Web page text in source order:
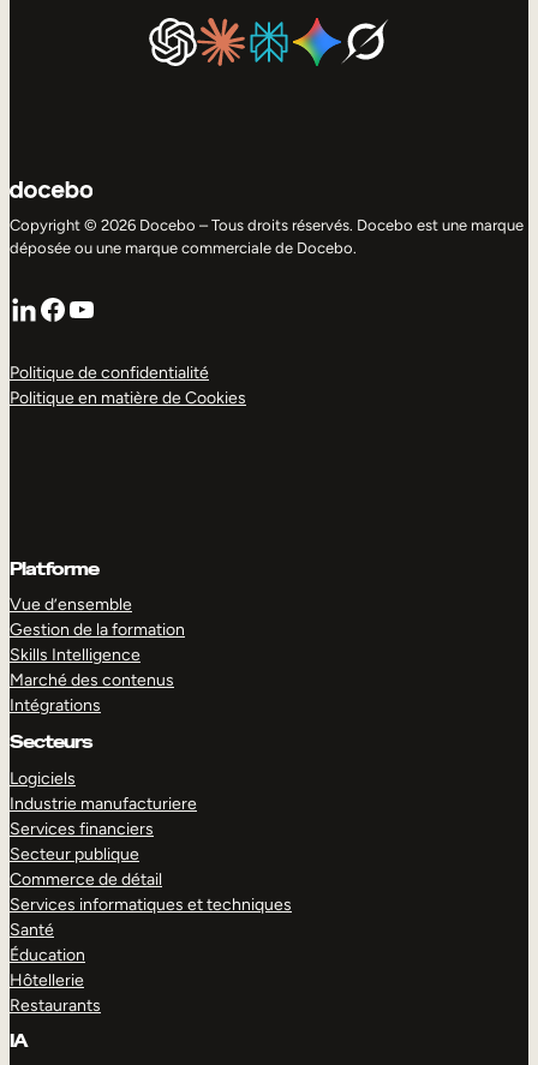
Copyright © 2026 Docebo – Tous droits réservés. Docebo est une marque
déposée ou une marque commerciale de Docebo.
LinkedIn
Facebook
YouTube
Politique de confidentialité
Politique en matière de Cookies
Platforme
Vue d’ensemble
Gestion de la formation
Skills Intelligence
Marché des contenus
Intégrations
Secteurs
Logiciels
Industrie manufacturiere
Services financiers
Secteur publique
Commerce de détail
Services informatiques et techniques
Santé
Éducation
Hôtellerie
Restaurants
IA